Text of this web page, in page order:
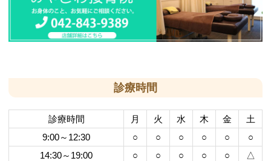
診療時間
診療時間 月 火 水 木 金
土
9:00～12:30
○ ○ ○ ○ ○
○
14:30～19:00
○ ○ ○ ○ ○ △